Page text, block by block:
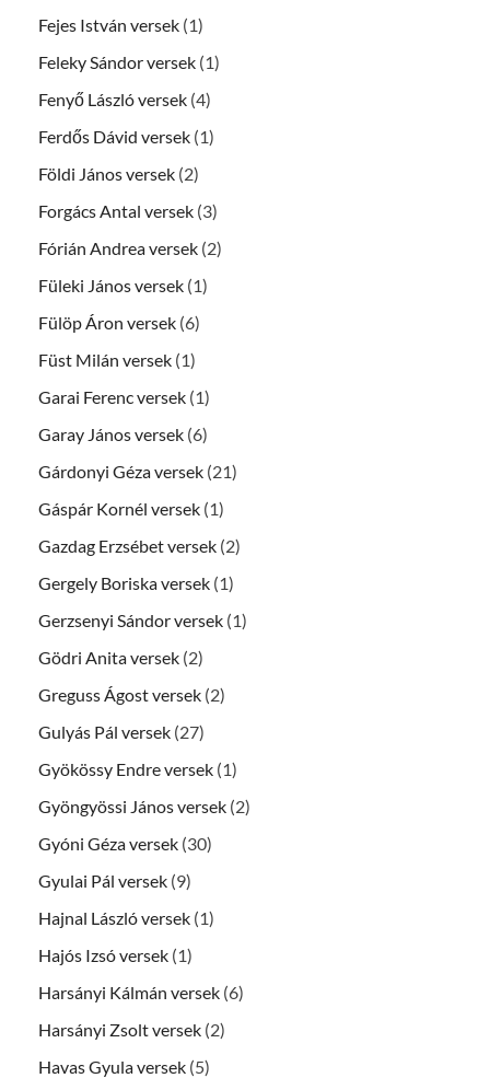
Fejes István versek (1)
Feleky Sándor versek (1)
Fenyő László versek (4)
Ferdős Dávid versek (1)
Földi János versek (2)
Forgács Antal versek (3)
Fórián Andrea versek (2)
Füleki János versek (1)
Fülöp Áron versek (6)
Füst Milán versek (1)
Garai Ferenc versek (1)
Garay János versek (6)
Gárdonyi Géza versek (21)
Gáspár Kornél versek (1)
Gazdag Erzsébet versek (2)
Gergely Boriska versek (1)
Gerzsenyi Sándor versek (1)
Gödri Anita versek (2)
Greguss Ágost versek (2)
Gulyás Pál versek (27)
Gyökössy Endre versek (1)
Gyöngyössi János versek (2)
Gyóni Géza versek (30)
Gyulai Pál versek (9)
Hajnal László versek (1)
Hajós Izsó versek (1)
Harsányi Kálmán versek (6)
Harsányi Zsolt versek (2)
Havas Gyula versek (5)